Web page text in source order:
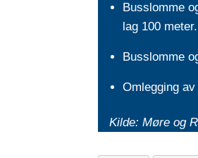
Busslomme
lag 100 meter.
Busslomme
Omlegging
Kilde: Møre og